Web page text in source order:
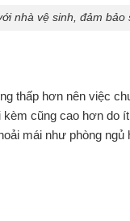
nhà vệ sinh, đảm
thấp hơn nên việc
cũng cao hơn
mái như phòng ngủ